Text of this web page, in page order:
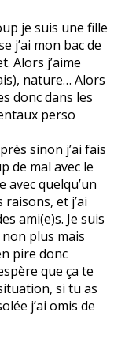
je suis une fille
j’ai mon bac de
Alors j’aime
nature… Alors
donc dans les
perso
sinon j’ai fais
de mal avec le
avec quelqu’un
et j’ai
ami(e)s. Je suis
non plus mais
pire donc
que ça te
si tu as
j’ai omis de